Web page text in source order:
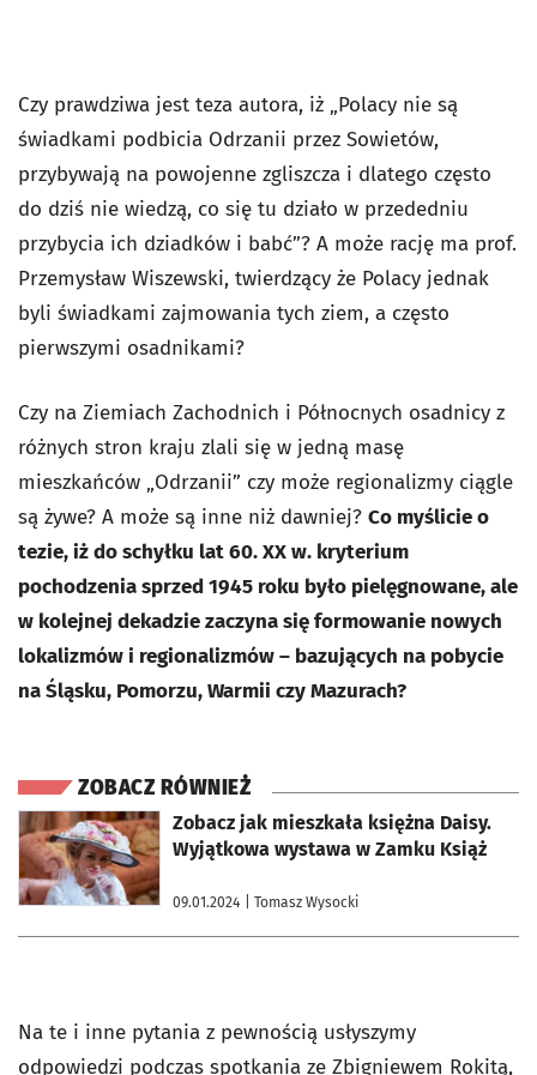
Czy prawdziwa jest teza autora, iż „Polacy nie są
świadkami podbicia Odrzanii przez Sowietów,
przybywają na powojenne zgliszcza i dlatego często
do dziś nie wiedzą, co się tu działo w przededniu
przybycia ich dziadków i babć”? A może rację ma prof.
Przemysław Wiszewski, twierdzący że Polacy jednak
byli świadkami zajmowania tych ziem, a często
pierwszymi osadnikami?
Czy na Ziemiach Zachodnich i Północnych osadnicy z
różnych stron kraju zlali się w jedną masę
mieszkańców „Odrzanii” czy może regionalizmy ciągle
są żywe? A może są inne niż dawniej? Co myślicie o
tezie, iż do schyłku lat 60. XX w. kryterium
pochodzenia sprzed 1945 roku było pielęgnowane, ale
w kolejnej dekadzie zaczyna się formowanie nowych
lokalizmów i regionalizmów – bazujących na pobycie
na Śląsku, Pomorzu, Warmii czy Mazurach?
ZOBACZ RÓWNIEŻ
Zobacz jak mieszkała księżna Daisy.
Wyjątkowa wystawa w Zamku Książ
09.01.2024 | Tomasz Wysocki
otworzy się w nowej karcie
Na te i inne pytania z pewnością usłyszymy
odpowiedzi podczas spotkania ze Zbigniewem Rokitą,